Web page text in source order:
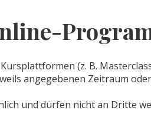
(z. B.
angegebenen Zeitraum
und dürfen nicht an Dritte